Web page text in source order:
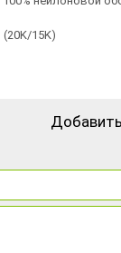
15K)